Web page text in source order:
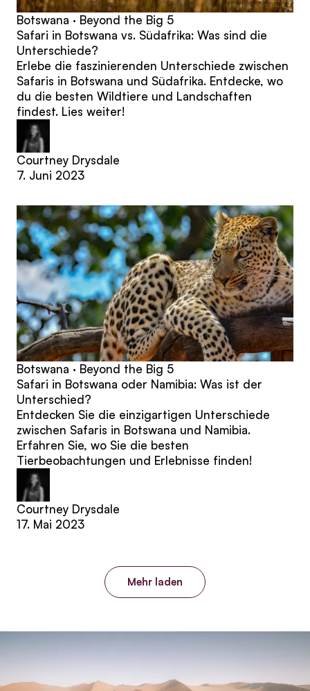
Botswana · Beyond the Big 5
Safari in Botswana vs. Südafrika: Was sind die
Unterschiede?
Erlebe die faszinierenden Unterschiede zwischen
Safaris in Botswana und Südafrika. Entdecke, wo
du die besten Wildtiere und Landschaften
findest. Lies weiter!
Courtney Drysdale
7. Juni 2023
Botswana · Beyond the Big 5
Safari in Botswana oder Namibia: Was ist der
Unterschied?
Entdecken Sie die einzigartigen Unterschiede
zwischen Safaris in Botswana und Namibia.
Erfahren Sie, wo Sie die besten
Tierbeobachtungen und Erlebnisse finden!
Courtney Drysdale
17. Mai 2023
Mehr laden